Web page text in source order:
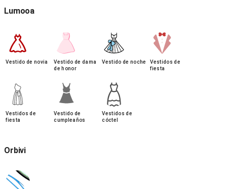
Lumooa
Vestido de novia
Vestido de dama
de honor
Vestido de noche
Vestidos de
fiesta
Vestidos de
fiesta
Vestido de
cumpleaños
Vestidos de
cóctel
Orbivi